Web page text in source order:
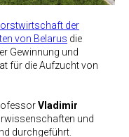
der
von Belarus die
Gewinnung und
für die Aufzucht von
Vladimir
und
durchgeführt.